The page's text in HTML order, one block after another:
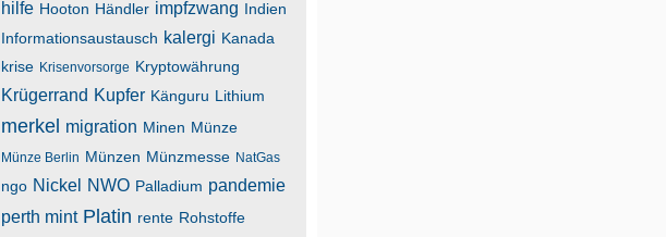
hilfe Hooton Händler impfzwang Indien
Informationsaustausch kalergi Kanada
krise Krisenvorsorge Kryptowährung
Krügerrand Kupfer Känguru Lithium
merkel migration Minen Münze
Münze Berlin Münzen Münzmesse NatGas
ngo Nickel NWO Palladium pandemie
perth mint Platin rente Rohstoffe